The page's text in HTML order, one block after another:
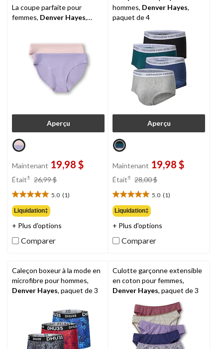
La coupe parfaite pour
femmes, Denver Hayes,
Aperçu
Maintenant 19,98 $
Était± 26,99 $
26,99 $
5.0 (1)
5.0
étoile(s)
sur
5.
1
évaluation
Liquidation‡
+ Plus d'options
Comparer
hommes, Denver Hayes,
paquet de 4
Aperçu
Maintenant 19,98 $
Était± 28,00 $
28,00 $
5.0 (1)
5.0
étoile(s)
sur
5.
1
évaluation
Liquidation‡
+ Plus d'options
Comparer
Caleçon boxeur à la mode en
microfibre pour hommes,
Denver Hayes, paquet de 3
Culotte garçonne extensible
en coton pour femmes,
Denver Hayes, paquet de 3